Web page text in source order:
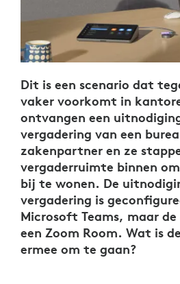
Dit is een scenario dat
vaker voorkomt in
ontvangen een
vergadering van een
zakenpartner en ze
vergaderruimte binnen
bij te wonen. De
vergadering is
Microsoft Teams, maar
een Zoom Room. Wat is
ermee om te gaan?